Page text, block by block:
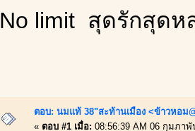
No limit สุดรักสุดห
ตอบ: นมแท้ 38"สะท้านเมือง <ข้าวหอม
« ตอบ #1 เมื่อ: 08:56:39 AM 06 กุมภาพั